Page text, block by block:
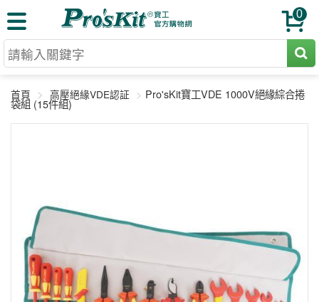
0
壓著鉗
網路壓著鉗
放大工具
綜合工具
環境儀錶
各式鉤錶
中階款12＋
高階挑戰款
報價諮詢
售後服務
新品上市
首頁 高壓絕緣VDE認証 Pro'sKit寶工VDE 1000V絕緣綜合捲
袋組 (15件組)